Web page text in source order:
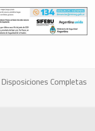
Disposiciones Completas